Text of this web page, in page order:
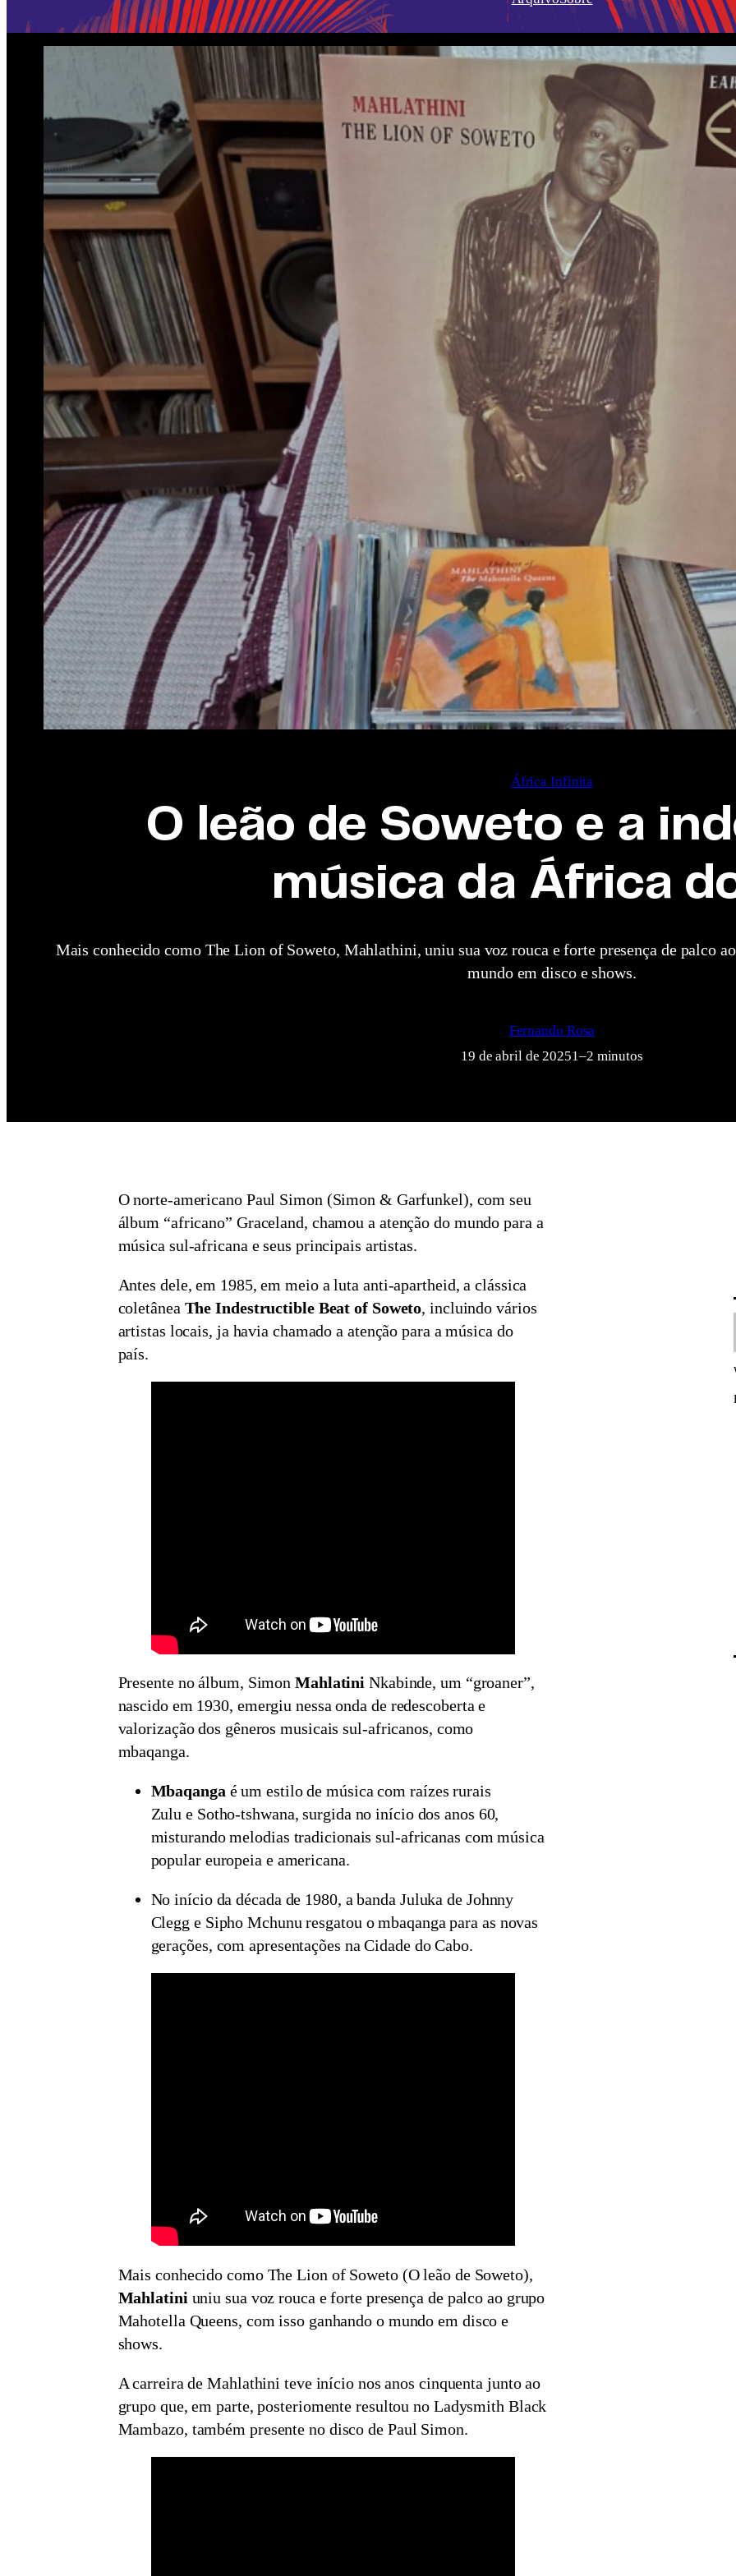
África Infinita
O leão de Soweto e a
música da África
Mais conhecido como The Lion of Soweto, Mahlathini, uniu sua voz rouca e forte presença de palco
mundo em disco e shows.
Fernando Rosa
19 de abril de 20251–2 minutos
O norte-americano Paul Simon (Simon & Garfunkel), com seu
álbum “africano” Graceland, chamou a atenção do mundo para a
música sul-africana e seus principais artistas.
Antes dele, em 1985, em meio a luta anti-apartheid, a clássica
coletânea The Indestructible Beat of Soweto, incluindo vários
artistas locais, ja havia chamado a atenção para a música do
país.
Presente no álbum, SimonMahlatini Nkabinde, um “groaner”,
nascido em 1930, emergiu nessa onda de redescoberta e
valorização dos gêneros musicais sul-africanos, como
mbaqanga.
Mbaqanga é um estilo de música com raízes rurais
Zulu e Sotho-tshwana, surgida no início dos anos 60,
misturando melodias tradicionais sul-africanas com música
popular europeia e americana.
No início da década de 1980, a banda Juluka de Johnny
Clegg e Sipho Mchunu resgatou o mbaqanga para as novas
gerações, com apresentações na Cidade do Cabo.
Mais conhecido como The Lion of Soweto (O leão de Soweto),
Mahlatini uniu sua voz rouca e forte presença de palco ao grupo
Mahotella Queens, com isso ganhando o mundo em disco e
shows.
A carreira de Mahlathini teve início nos anos cinquenta junto ao
grupo que, em parte, posteriomente resultou no Ladysmith Black
Mambazo, também presente no disco de Paul Simon.